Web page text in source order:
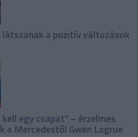
látszanak a pozitív változások
egy csapat” – érzelmes
a Mercedestől Gwen Lagrue